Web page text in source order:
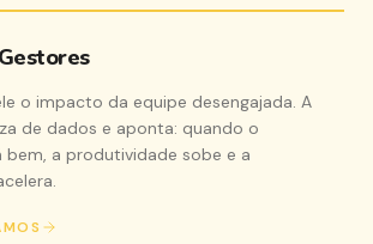
o impacto da equipe desengajada. A
de dados e aponta: quando o
a produtividade sobe e a